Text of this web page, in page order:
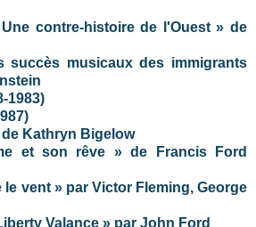
contre-histoire de l'Ouest » de
succès musicaux des immigrants
1983)
Kathryn Bigelow
et son rêve » de Francis Ford
le vent » par Victor Fleming, George
Valance » par John Ford